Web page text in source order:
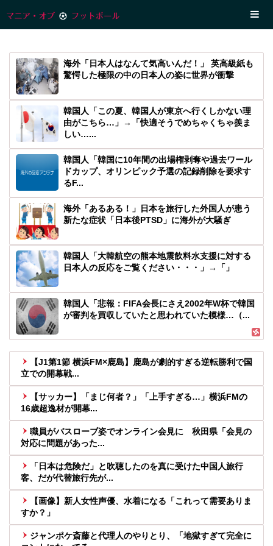
海外「日本人はなんて気高いんだ！」 英高級紙も
驚愕した極限の中の日本人の姿に世界が衝撃
韓国人「この夏、韓国人が東京へ行くしかない理
由がこちら…」→「快適そうでめちゃくちゃ羨ま
しい…...
韓国人「韓国に10年間の出場権剥奪や過去ワール
ドカップ、オリンピック予選の記録削除を要求す
るF...
海外「あるある！」日本を旅行した外国人が患う
新たな症状「日本後PTSD」に海外が大騒ぎ
韓国人「大韓航空の熊本地震飲料水支援に対する
日本人の反応をご覧ください・・・」→「」
韓国人「悲報：FIFA会長にさえ2002年W杯で韓国
が審判を買収していたと思われていた模様…（...
【J1第1節 横浜FM×鹿島】鹿島が劇的すぎる逆転勝利で国
立での開幕戦...
【サッカー】「まじ何者？」「上手すぎる…」横浜FMの
16歳超逸材が開幕...
職員がバスローブ姿でオンライン会見に 秋田県「会見の
対応に問題があった...
「日本は危険だ」と吹聴したのを真に受けた中国人旅行
客、だが代替旅行先が...
【画像】新人女性声優、水着になる「これって需要ありま
すか？」
ジャンポケ斎藤と代理人のやりとり、「地獄すぎて完全に